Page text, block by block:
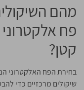
מהם
פח
קטן?
בחירת הפח האלקטרוני
שיקולים מרכזיים כדי